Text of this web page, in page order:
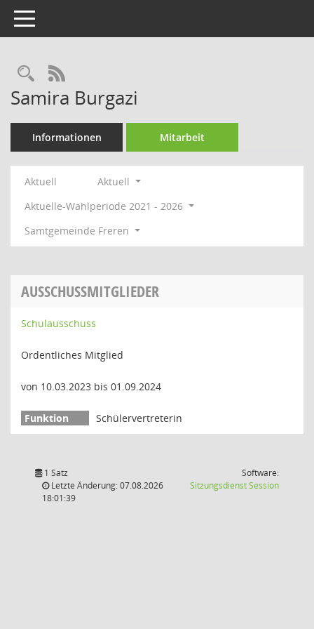
Toggle navigation
Rechercheauswahl
RSS-Feed
Samira Burgazi
Informationen Mitarbeit
Aktuell
Aktuell
Aktuelle-Wahlperiode 2021 - 2026
Samtgemeinde Freren
AUSSCHUSSMITGLIEDER
Schulausschuss
Ordentliches Mitglied
von 10.03.2023 bis 01.09.2024
Schülervertreterin
1 Satz
Letzte Änderung: 07.08.2026
18:01:39
Software:
SitzungsdienstSession(Wird in